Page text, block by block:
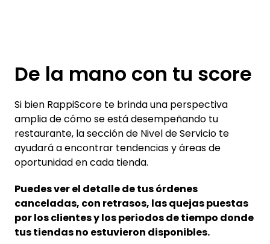
De la mano con tu score
Si bien RappiScore te brinda una perspectiva
amplia de cómo se está desempeñando tu
restaurante, la sección de Nivel de Servicio te
ayudará a encontrar tendencias y áreas de
oportunidad en cada tienda.
Puedes ver el detalle de tus órdenes
canceladas, con retrasos, las quejas puestas
por los clientes y los periodos de tiempo donde
tus tiendas no estuvieron disponibles.